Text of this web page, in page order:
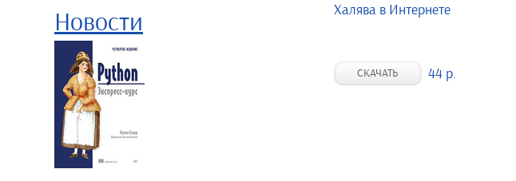
Новости Халява в Интернете
СКАЧАТЬ 44 р.